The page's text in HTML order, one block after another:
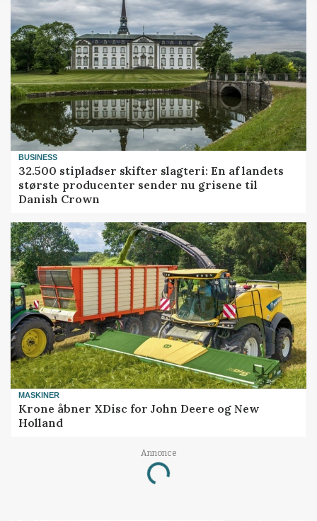
BUSINESS
32.500 stipladser skifter slagteri: En af landets
største producenter sender nu grisene til
Danish Crown
MASKINER
Krone åbner XDisc for John Deere og New
Holland
Annonce
Loading...